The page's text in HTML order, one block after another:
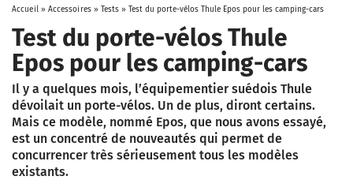
Accueil» Accessoires» Tests »Test du porte-vélos Thule Epos pour les camping-cars
Test du porte-vélos Thule
Epos pour les camping-cars
Il y a quelques mois, l’équipementier suédois Thule
dévoilait un porte-vélos. Un de plus, diront certains.
Mais ce modèle, nommé Epos, que nous avons essayé,
est un concentré de nouveautés qui permet de
concurrencer très sérieusement tous les modèles
existants.